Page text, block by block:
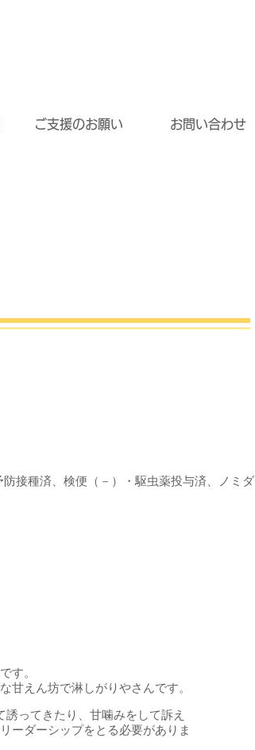
ご支援のお願い お問い合わせ
接種済、検便（－）・駆虫薬投与済、ノミダ
す。
甘えん坊で淋しがりやさんです。
ってきたり、甘噛みをして訴え
ーダーシップをとる必要がありま